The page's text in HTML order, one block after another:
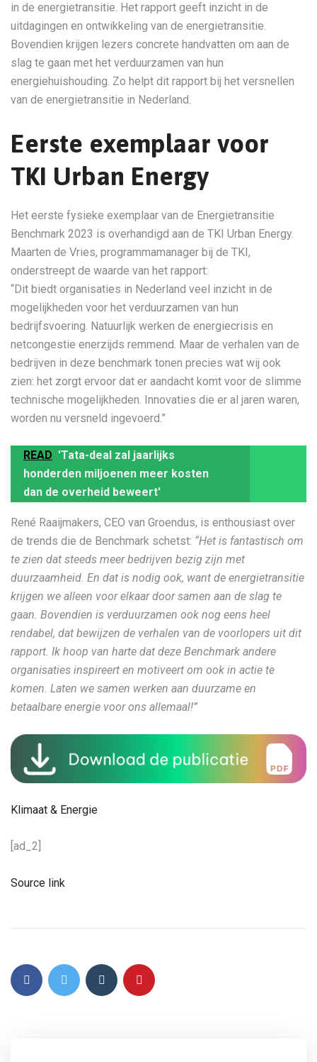
in de energietransitie. Het rapport geeft inzicht in de
uitdagingen en ontwikkeling van de energietransitie.
Bovendien krijgen lezers concrete handvatten om aan de
slag te gaan met het verduurzamen van hun
energiehuishouding. Zo helpt dit rapport bij het versnellen
van de energietransitie in Nederland.
Eerste exemplaar voor
TKI Urban Energy
Het eerste fysieke exemplaar van de Energietransitie
Benchmark 2023 is overhandigd aan de TKI Urban Energy.
Maarten de Vries, programmamanager bij de TKI,
onderstreept de waarde van het rapport:
“Dit biedt organisaties in Nederland veel inzicht in de
mogelijkheden voor het verduurzamen van hun
bedrijfsvoering. Natuurlijk werken de energiecrisis en
netcongestie enerzijds remmend. Maar de verhalen van de
bedrijven in deze benchmark tonen precies wat wij ook
zien: het zorgt ervoor dat er aandacht komt voor de slimme
technische mogelijkheden. Innovaties die er al jaren waren,
worden nu versneld ingevoerd.”
READ 'Tata-deal zal jaarlijks
honderden miljoenen meer kosten
dan de overheid beweert'
René Raaijmakers, CEO van Groendus, is enthousiast over
de trends die de Benchmark schetst: “Het is fantastisch om
te zien dat steeds meer bedrijven bezig zijn met
duurzaamheid. En dat is nodig ook, want de energietransitie
krijgen we alleen voor elkaar door samen aan de slag te
gaan. Bovendien is verduurzamen ook nog eens heel
rendabel, dat bewijzen de verhalen van de voorlopers uit dit
rapport. Ik hoop van harte dat deze Benchmark andere
organisaties inspireert en motiveert om ook in actie te
komen. Laten we samen werken aan duurzame en
betaalbare energie voor ons allemaal!”
Klimaat & Energie
[ad_2]
Source link